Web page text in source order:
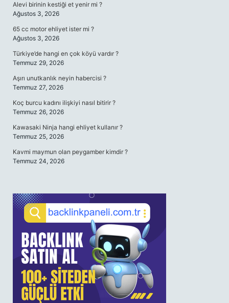
Alevi birinin kestiği et yenir mi ?
Ağustos 3, 2026
65 cc motor ehliyet ister mi ?
Ağustos 3, 2026
Türkiye’de hangi en çok köyü vardır ?
Temmuz 29, 2026
Aşırı unutkanlık neyin habercisi ?
Temmuz 27, 2026
Koç burcu kadını ilişkiyi nasıl bitirir ?
Temmuz 26, 2026
Kawasaki Ninja hangi ehliyet kullanır ?
Temmuz 25, 2026
Kavmi maymun olan peygamber kimdir ?
Temmuz 24, 2026